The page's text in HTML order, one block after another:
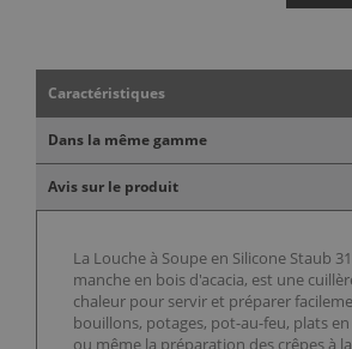
Caractéristiques
Dans la même gamme
Avis sur le produit
La Louche à Soupe en Silicone Staub
manche en bois d'acacia, est une
chaleur pour servir et préparer
bouillons, potages, pot-au-feu, plats
ou même la préparation des crêpes à